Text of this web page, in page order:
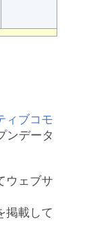
ィブコモ
ンデータ
ウェブサ
掲載して